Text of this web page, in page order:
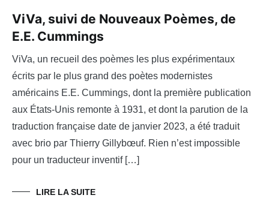
ViVa, suivi de Nouveaux Poèmes, de
E.E. Cummings
ViVa, un recueil des poèmes les plus expérimentaux
écrits par le plus grand des poètes modernistes
américains E.E. Cummings, dont la première publication
aux États-Unis remonte à 1931, et dont la parution de la
traduction française date de janvier 2023, a été traduit
avec brio par Thierry Gillybœuf. Rien n’est impossible
pour un traducteur inventif […]
LIRE LA SUITE